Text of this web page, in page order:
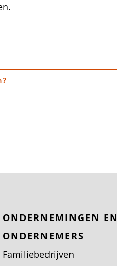
ONDERNEMINGEN EN
ONDERNEMERS
Familiebedrijven